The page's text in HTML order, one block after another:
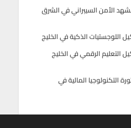
الأمن السيبراني في الشرق
التعليم الرقمي في الخليج
التكنولوجيا المالية في